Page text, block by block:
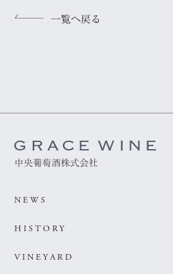
一覧へ戻る
中央葡萄酒株式会社
NEWS
HISTORY
VINEYARD